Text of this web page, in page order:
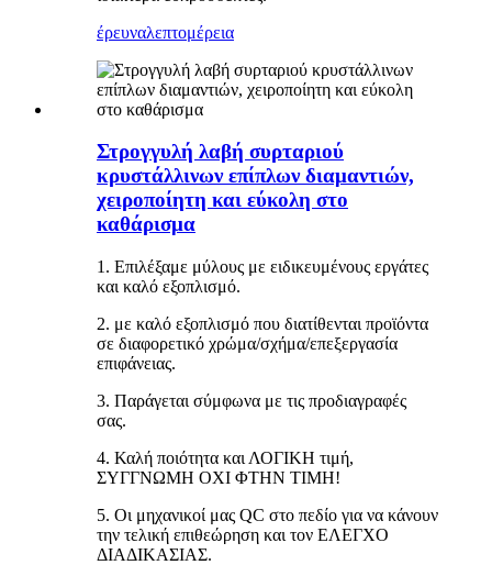
έρευναλεπτομέρεια
Στρογγυλή λαβή συρταριού
κρυστάλλινων επίπλων διαμαντιών,
χειροποίητη και εύκολη στο
καθάρισμα
1. Επιλέξαμε μύλους με ειδικευμένους εργάτες
και καλό εξοπλισμό.
2. με καλό εξοπλισμό που διατίθενται προϊόντα
σε διαφορετικό χρώμα/σχήμα/επεξεργασία
επιφάνειας.
3. Παράγεται σύμφωνα με τις προδιαγραφές
σας.
4. Καλή ποιότητα και ΛΟΓΙΚΗ τιμή,
ΣΥΓΓΝΩΜΗ ΟΧΙ ΦΤΗΝ ΤΙΜΗ!
5. Οι μηχανικοί μας QC στο πεδίο για να κάνουν
την τελική επιθεώρηση και τον ΕΛΕΓΧΟ
ΔΙΑΔΙΚΑΣΙΑΣ.